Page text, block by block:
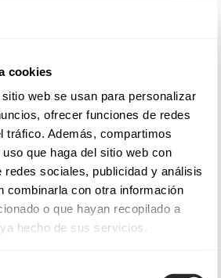
cookies
web se usan para personalizar
ofrecer funciones de redes
tráfico. Además, compartimos
que haga del sitio web con
redes sociales, publicidad y análisis
combinarla con otra información
o que hayan recopilado a
hecho de sus servicios.